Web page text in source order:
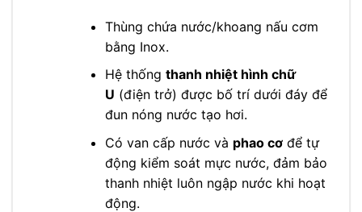
Thùng chứa nước/khoang nấu cơm
bằng Inox.
Hệ thống thanh nhiệt hình chữ
U (điện trở) được bố trí dưới đáy để
đun nóng nước tạo hơi.
Có van cấp nước và phao cơđể tự
động kiểm soát mực nước, đảm bảo
thanh nhiệt luôn ngập nước khi hoạt
động.